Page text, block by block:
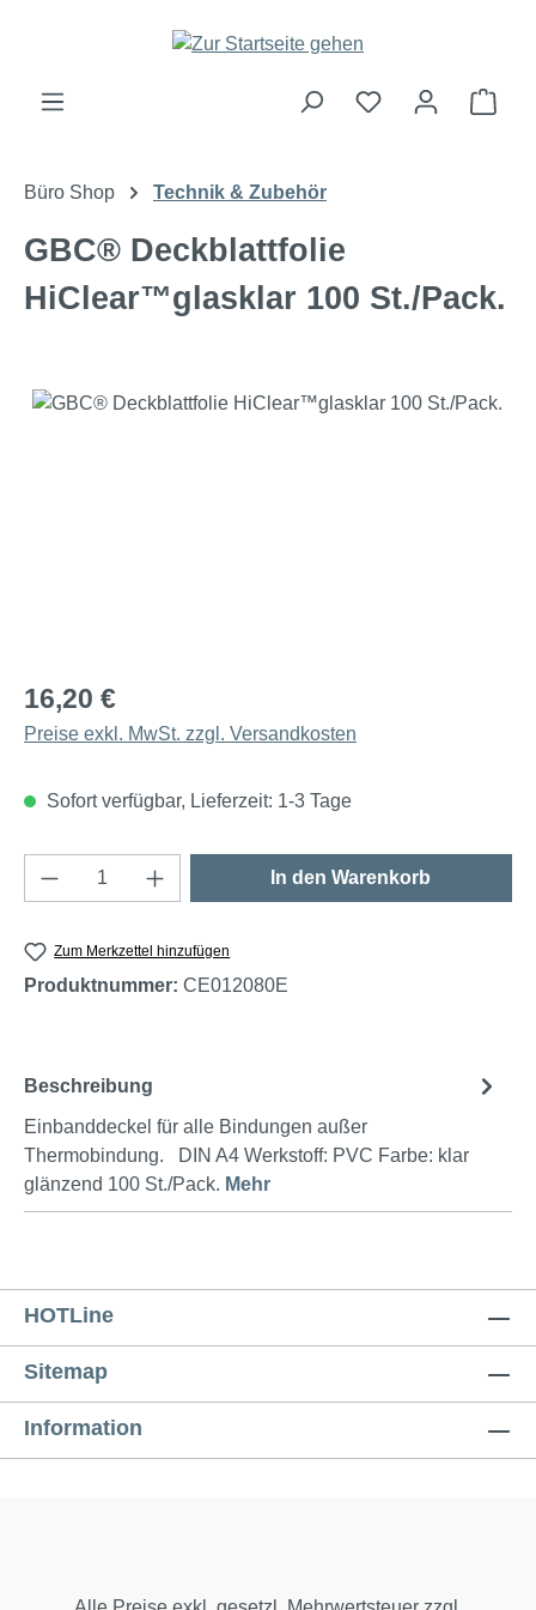
Zum Hauptinhalt springen
Büro Shop Technik & Zubehör
GBC® Deckblattfolie
HiClear™glasklar 100 St./Pack.
Bildergalerie überspringen
16,20 €
Preise exkl. MwSt. zzgl. Versandkosten
Sofort verfügbar, Lieferzeit: 1-3 Tage
Produkt Anzahl: Gib den gewünschten
In den Warenkorb
Zum Merkzettel hinzufügen
Produktnummer: CE012080E
Beschreibung
Einbanddeckel für alle Bindungen außer
Thermobindung. DIN A4 Werkstoff: PVC Farbe: klar
glänzend 100 St./Pack. Mehr
HOTLine
Sitemap
Information